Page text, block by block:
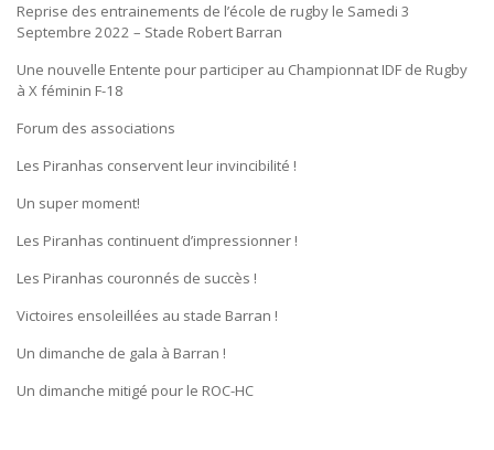
Reprise des entrainements de l’école de rugby le Samedi 3
Septembre 2022 – Stade Robert Barran
Une nouvelle Entente pour participer au Championnat IDF de Rugby
à X féminin F-18
Forum des associations
Les Piranhas conservent leur invincibilité !
Un super moment!
Les Piranhas continuent d’impressionner !
Les Piranhas couronnés de succès !
Victoires ensoleillées au stade Barran !
Un dimanche de gala à Barran !
Un dimanche mitigé pour le ROC-HC